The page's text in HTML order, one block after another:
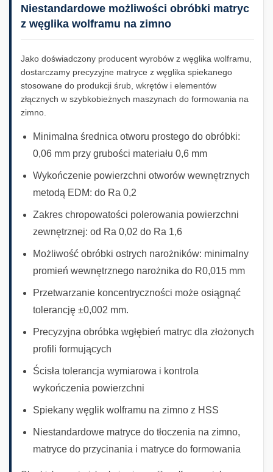
Niestandardowe możliwości obróbki matryc
z węglika wolframu na zimno
Jako doświadczony producent wyrobów z węglika wolframu,
dostarczamy precyzyjne matryce z węglika spiekanego
stosowane do produkcji śrub, wkrętów i elementów
złącznych w szybkobieżnych maszynach do formowania na
zimno.
Minimalna średnica otworu prostego do obróbki:
0,06 mm przy grubości materiału 0,6 mm
Wykończenie powierzchni otworów wewnętrznych
metodą EDM: do Ra 0,2
Zakres chropowatości polerowania powierzchni
zewnętrznej: od Ra 0,02 do Ra 1,6
Możliwość obróbki ostrych narożników: minimalny
promień wewnętrznego narożnika do R0,015 mm
Przetwarzanie koncentryczności może osiągnąć
tolerancję ±0,002 mm.
Precyzyjna obróbka wgłębień matryc dla złożonych
profili formujących
Ścisła tolerancja wymiarowa i kontrola
wykończenia powierzchni
Spiekany węglik wolframu na zimno z HSS
Niestandardowe matryce do tłoczenia na zimno,
matryce do przycinania i matryce do formowania